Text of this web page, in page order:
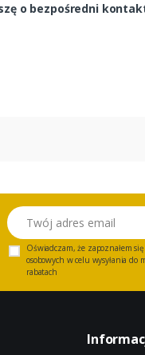
o bezpośredni
Twój adres email
Oświadczam, że zapoznałem
osobowych w celu wysyłania
rabatach